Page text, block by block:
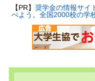
【PR】 奨学金の情報サイ
べよう。全国2000校の学